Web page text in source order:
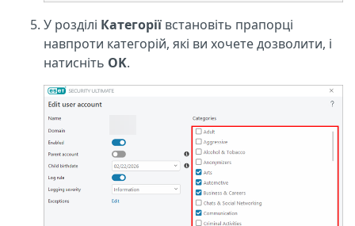
У розділі Категорії встановіть прапорці
навпроти категорій, які ви хочете дозволити, і
натисніть OK.